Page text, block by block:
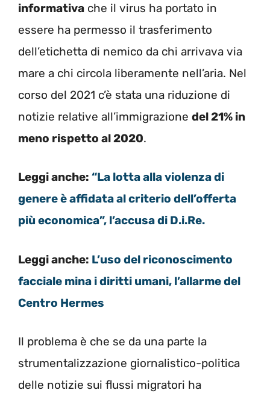
informativa che il virus ha portato in
essere ha permesso il trasferimento
dell’etichetta di nemico da chi arrivava via
mare a chi circola liberamente nell’aria. Nel
corso del 2021 c’è stata una riduzione di
notizie relative all’immigrazione del 21% in
meno rispetto al 2020.
Leggi anche: “La lotta alla violenza di
genere è affidata al criterio dell’offerta
più economica”, l’accusa di D.i.Re.
Leggi anche: L’uso del riconoscimento
facciale mina i diritti umani, l’allarme del
Centro Hermes
Il problema è che se da una parte la
strumentalizzazione giornalistico-politica
delle notizie sui flussi migratori ha